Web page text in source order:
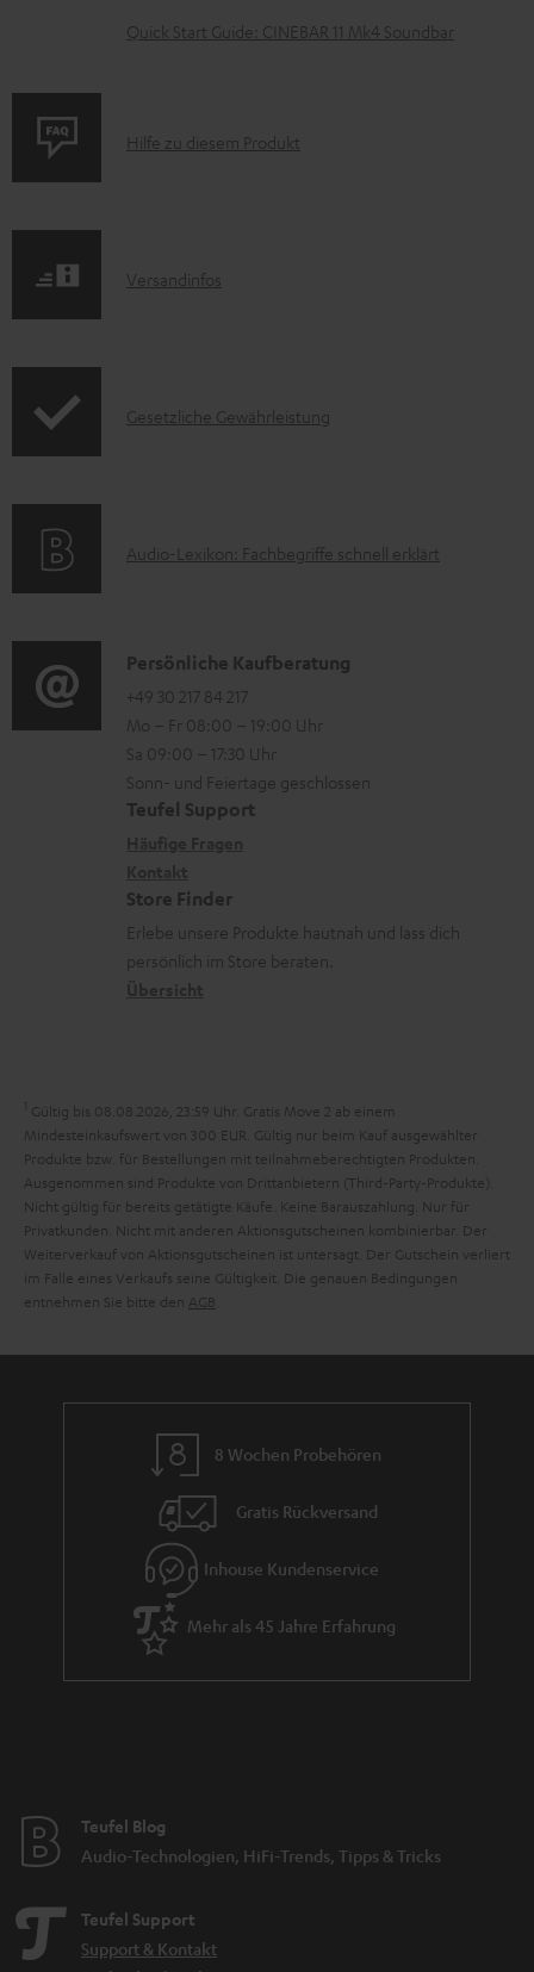
r
t
n
Quick Start Guide: CINEBAR 11 Mk4 Soundbar
P
u
A
Hilfe zu diesem Produkt
I
r
i
e
n
z
u
m
e
r
s
Versandinfos
I
r
t
i
o
n
e
u
r
n
t
i
e
Gesetzliche Gewährleistung
A
i
o
-
L
e
k
o
Audio-Lexikon: Fachbegriffe schnell erklärt
K
o
n
t
a
d
a
Persönliche Kaufberatung
+49 30 217 84 217
Mo – Fr 08:00 – 19:00 Uhr
Sa 09:00 – 17:30 Uhr
Sonn- und Feiertage geschlossen
Teufel Support
Store Finder
Erlebe unsere Produkte hautnah und lass dich
persönlich im Store beraten.
1 Gültig bis 08.08.2026, 23:59 Uhr. Gratis Move 2 ab einem
Mindesteinkaufswert von 300 EUR. Gültig nur beim Kauf ausgewählter
Produkte bzw. für Bestellungen mit teilnahmeberechtigten Produkten.
Ausgenommen sind Produkte von Drittanbietern (Third-Party-Produkte).
Nicht gültig für bereits getätigte Käufe. Keine Barauszahlung. Nur für
Privatkunden. Nicht mit anderen Aktionsgutscheinen kombinierbar. Der
Weiterverkauf von Aktionsgutscheinen ist untersagt. Der Gutschein verliert
im Falle eines Verkaufs seine Gültigkeit. Die genauen Bedingungen
entnehmen Sie bitte den AGB
8 Wochen Probehören
Gratis Rückversand
Inhouse Kundenservice
Mehr als 45 Jahre Erfahrung
Teufel Blog
Audio-Technologien, HiFi-Trends, Tipps & Tricks
Teufel Support
Support & Kontakt